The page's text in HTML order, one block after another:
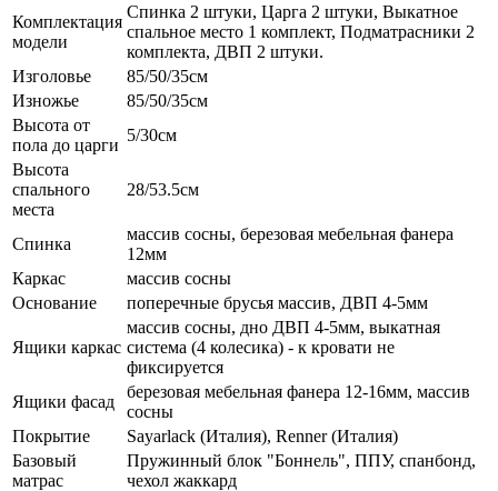
Комплектация
модели
Спинка 2 штуки, Царга 2 штуки, Выкатное
спальное место 1 комплект, Подматрасники 2
комплекта, ДВП 2 штуки.
Изголовье
85/50/35см
Изножье
85/50/35см
Высота от
пола до царги
5/30см
Высота
спального
места
28/53.5см
Спинка
массив сосны, березовая мебельная фанера
12мм
Каркас
массив сосны
Основание
поперечные брусья массив, ДВП 4-5мм
Ящики каркас
массив сосны, дно ДВП 4-5мм, выкатная
система (4 колесика) - к кровати не
фиксируется
Ящики фасад
березовая мебельная фанера 12-16мм, массив
сосны
Покрытие
Sayarlack (Италия), Renner (Италия)
Базовый
матрас
Пружинный блок "Боннель", ППУ, спанбонд,
чехол жаккард